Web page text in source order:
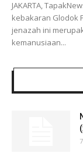
JAKARTA,
kebakaran Glodok
jenazah ini
kemanusiaan...